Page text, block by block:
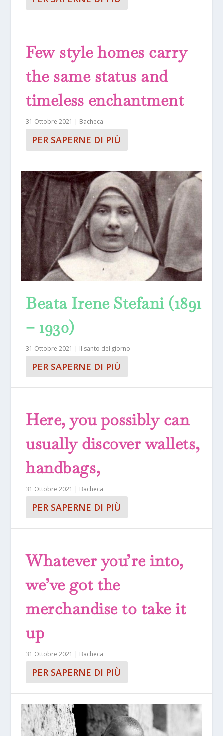
Few style homes carry
the same status and
timeless enchantment
31 Ottobre 2021 | Bacheca
PER SAPERNE DI PIÙ
Beata Irene Stefani (1891
– 1930)
31 Ottobre 2021 | Il santo del giorno
PER SAPERNE DI PIÙ
Here, you possibly can
usually discover wallets,
handbags,
31 Ottobre 2021 | Bacheca
PER SAPERNE DI PIÙ
Whatever you’re into,
we’ve got the
merchandise to take it
up
31 Ottobre 2021 | Bacheca
PER SAPERNE DI PIÙ